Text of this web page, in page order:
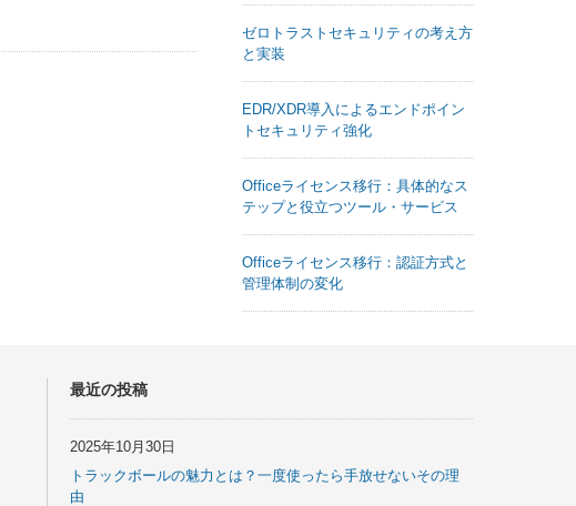
ゼロトラストセキュリティの考え方
と実装
EDR/XDR導入によるエンドポイン
トセキュリティ強化
Officeライセンス移行：具体的なス
テップと役立つツール・サービス
Officeライセンス移行：認証方式と
管理体制の変化
最近の投稿
2025年10月30日
トラックボールの魅力とは？一度使ったら手放せないその理
由